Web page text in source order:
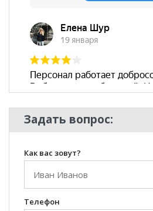
Бренд
Hit divan
Стиль
Комната
Гостиная
Задать вопрос:
Как вас зовут?
Телефон